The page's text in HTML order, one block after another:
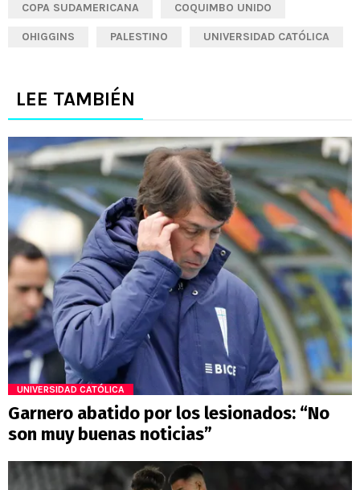
COPA SUDAMERICANA COQUIMBO UNIDO
OHIGGINS PALESTINO UNIVERSIDAD CATÓLICA
LEE TAMBIÉN
UNIVERSIDAD CATÓLICA
Garnero abatido por los lesionados: “No
son muy buenas noticias”